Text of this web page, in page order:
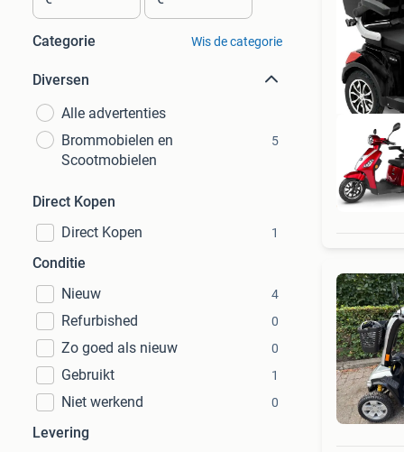
Categorie Wis de categorie
Diversen
Alle advertenties
Brommobielen en
Scootmobielen
5
Direct Kopen
Direct Kopen
1
Conditie
Nieuw
4
Refurbished 0
Zo goed als nieuw 0
Gebruikt 1
Niet werkend 0
Levering